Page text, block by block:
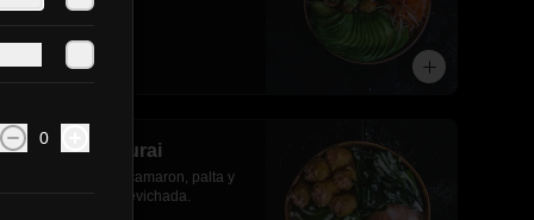
$8.490
Gohan sake furai
Salmon apanado, camaron, palta y
cebollin y salsa acevichada.
0